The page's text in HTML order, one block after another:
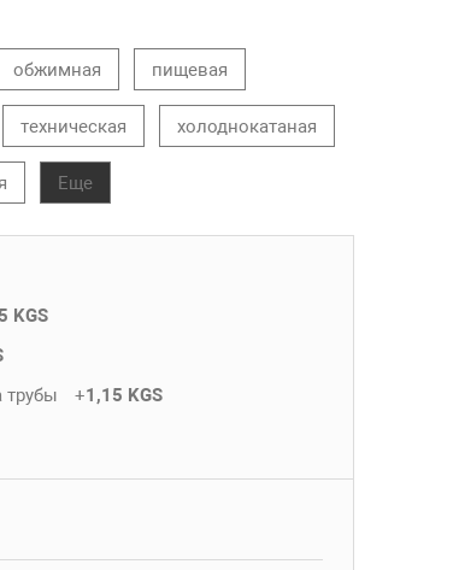
обжимная пищевая
техническая холоднокатаная
Еще
KGS
трубы
+1,15 KGS